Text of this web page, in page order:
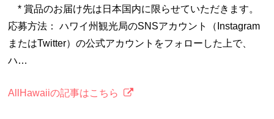
* 賞品のお届け先は日本国内に限らせていただきます。
応募方法： ハワイ州観光局のSNSアカウント（Instagram
またはTwitter）の公式アカウントをフォローした上で、
ハ…
AllHawaiiの記事はこちら